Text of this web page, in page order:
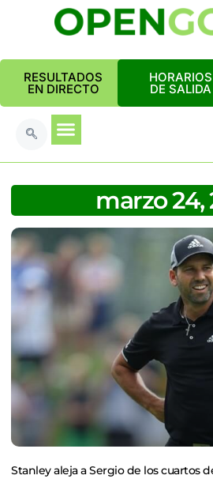
RESULTADOS
EN DIRECTO
HORARIOS
DE SALIDA
marzo 24,
Stanley aleja a Sergio de los cuartos